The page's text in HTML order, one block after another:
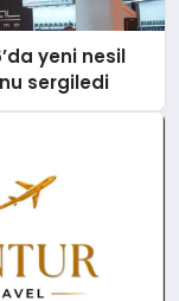
yeni nesil
sergiledi